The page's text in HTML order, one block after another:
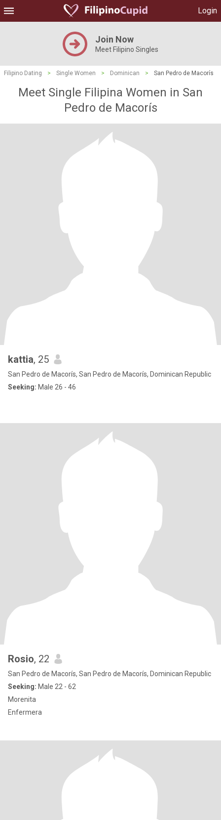
Login
Join Now
Meet Filipino Singles
Filipino Dating > Single Women > Dominican > San Pedro de Macorís
Meet Single Filipina Women in San
Pedro de Macorís
kattia, 25
San Pedro de Macorís, San Pedro de Macorís, Dominican Republic
Seeking: Male 26 - 46
Rosio, 22
San Pedro de Macorís, San Pedro de Macorís, Dominican Republic
Seeking: Male 22 - 62
Morenita
Enfermera